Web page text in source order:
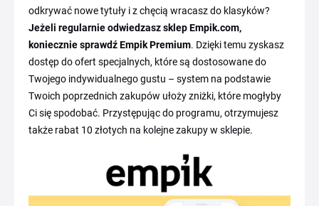
odkrywać nowe tytuły i z chęcią wracasz do klasyków?
Jeżeli regularnie odwiedzasz sklep Empik.com,
koniecznie sprawdź Empik Premium. Dzięki temu zyskasz
dostęp do ofert specjalnych, które są dostosowane do
Twojego indywidualnego gustu – system na podstawie
Twoich poprzednich zakupów ułoży zniżki, które mogłyby
Ci się spodobać. Przystępując do programu, otrzymujesz
także rabat 10 złotych na kolejne zakupy w sklepie.